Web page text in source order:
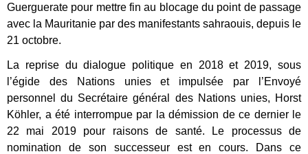
Guerguerate pour mettre fin au blocage du point de passage
avec la Mauritanie par des manifestants sahraouis, depuis le
21 octobre.
La reprise du dialogue politique en 2018 et 2019, sous
l’égide des Nations unies et impulsée par l’Envoyé
personnel du Secrétaire général des Nations unies, Horst
Köhler, a été interrompue par la démission de ce dernier le
22 mai 2019 pour raisons de santé. Le processus de
nomination de son successeur est en cours. Dans ce